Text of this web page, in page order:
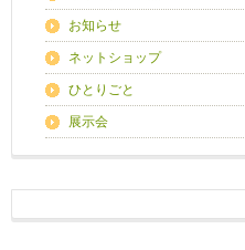
お知らせ
ネットショップ
ひとりごと
展示会